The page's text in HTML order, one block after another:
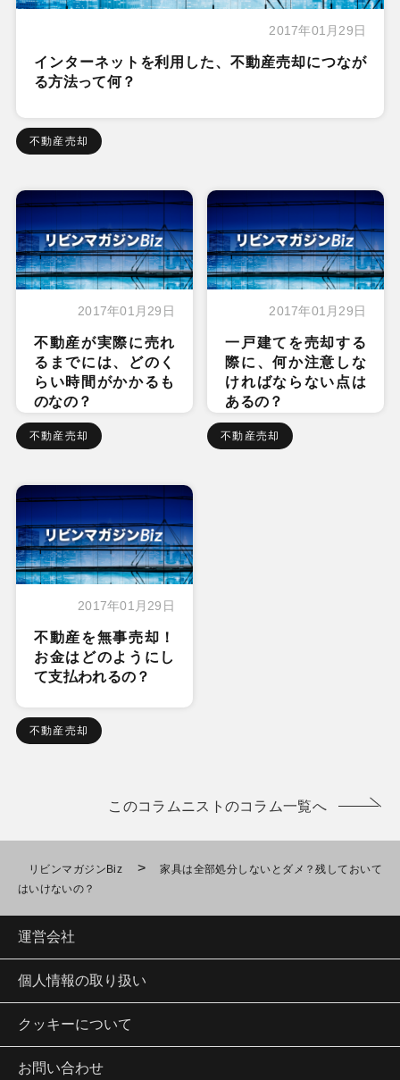
2017年01月29日
インターネットを利用した、不動産売却につなが
る方法って何？
不動産売却
2017年01月29日
不動産が実際に売れ
るまでには、どのく
らい時間がかかるも
のなの？
不動産売却
2017年01月29日
一戸建てを売却する
際に、何か注意しな
ければならない点は
あるの？
不動産売却
2017年01月29日
不動産を無事売却！
お金はどのようにし
て支払われるの？
不動産売却
このコラムニストのコラム一覧へ
リビンマガジンBiz >
家具は全部処分しないとダメ？残しておいて
はいけないの？
運営会社
個人情報の取り扱い
クッキーについて
お問い合わせ